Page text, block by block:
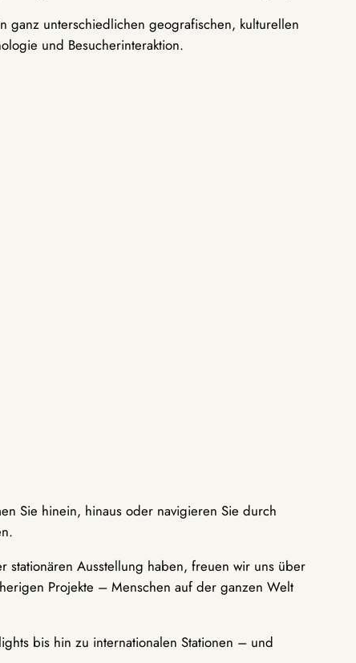
ganz unterschiedlichen geografischen, kulturellen
und Besucherinteraktion.
Sie hinein, hinaus oder navigieren Sie durch
Ausstellung haben, freuen wir uns über
Projekte – Menschen auf der ganzen Welt
bis hin zu internationalen Stationen – und